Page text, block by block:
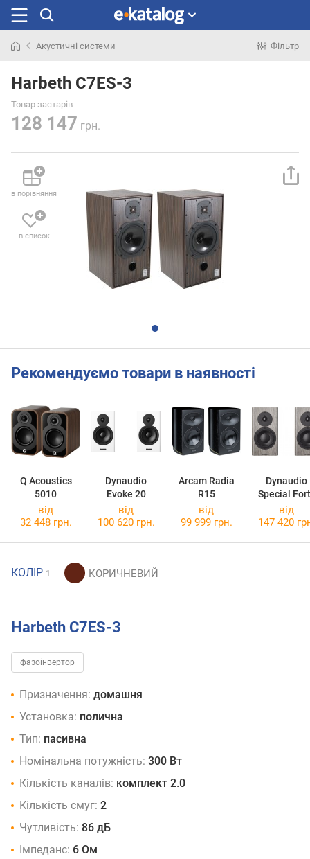
раніше
Акустичні системи Фільтр
Harbeth C7ES-3
Товар застарів
128 147 грн.
в порівняння
в список
Рекомендуємо товари в наявності
Q Acoustics
5010
Dynaudio
Evoke 20
Arcam Radia
R15
Dynaudio
Special
від
32 448 грн.
від
100 620 грн.
від
99 999 грн.
від
147 420
КОЛІР 1
Harbeth C7ES-3
фазоінвертор
Призначення: домашня
Установка: полична
Тип: пасивна
Номінальна потужність: 300 Вт
Кількість каналів: комплект 2.0
Кількість смуг: 2
Чутливість: 86 дБ
Імпеданс: 6 Ом